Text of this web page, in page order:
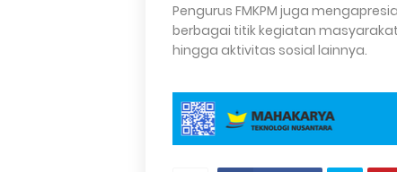
Pengurus FMKPM juga
berbagai titik kegiatan
hingga aktivitas sosial lainnya.